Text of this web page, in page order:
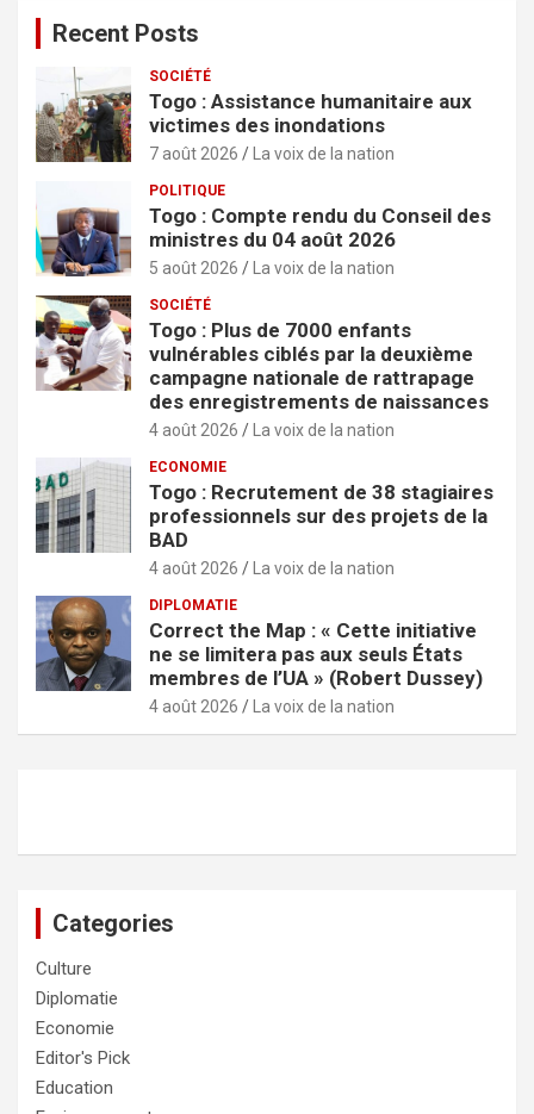
Recent Posts
SOCIÉTÉ
Togo : Assistance humanitaire aux
victimes des inondations
7 août 2026 La voix de la nation
POLITIQUE
Togo : Compte rendu du Conseil des
ministres du 04 août 2026
5 août 2026 La voix de la nation
SOCIÉTÉ
Togo : Plus de 7000 enfants
vulnérables ciblés par la deuxième
campagne nationale de rattrapage
des enregistrements de naissances
4 août 2026 La voix de la nation
ECONOMIE
Togo : Recrutement de 38 stagiaires
professionnels sur des projets de la
BAD
4 août 2026 La voix de la nation
DIPLOMATIE
Correct the Map : « Cette initiative
ne se limitera pas aux seuls États
membres de l’UA » (Robert Dussey)
4 août 2026 La voix de la nation
Categories
Culture
Diplomatie
Economie
Editor's Pick
Education